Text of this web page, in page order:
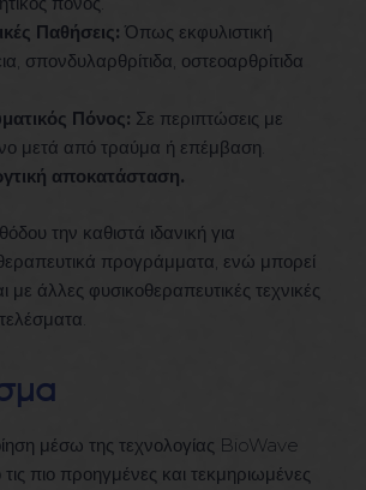
Παθήσεις: Όπως εκφυλιστική
σπονδυλαρθρίτιδα, οστεοαρθρίτιδα
Πόνος: Σε περιπτώσεις με
μετά από τραύμα ή επέμβαση.
αποκατάσταση.
την καθιστά ιδανική για
προγράμματα, ενώ μπορεί
με άλλες φυσικοθεραπευτικές τεχνικές
μέσω της τεχνολογίας BioWave
πιο προηγμένες και τεκμηριωμένες